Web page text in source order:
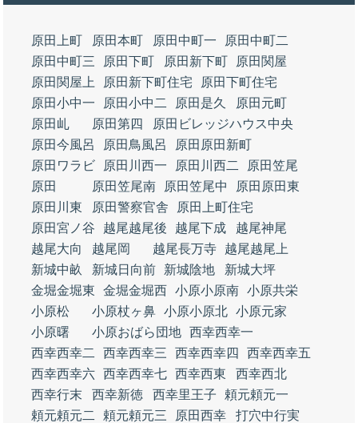
原田上町 原田本町 原田中町一
原田中町二
原田中町三
原田下町 原田新下町
原田関屋
原田関屋上
原田新下町住宅
原田下町住宅
原田小中一
原田小中二 原田是久
原田元町
原田乢
原田第四
原田ビレッジハウス中央
原田今風呂
原田鳥風呂
原田原田新町
原田ワラビ
原田川西一 原田川西二
原田笠尾
原田
原田笠尾南 原田笠尾中
原田原田東
原田川東
原田警察官舎
原田上町住宅
原田宮ノ谷
越尾越尾後 越尾下成
越尾神尾
越尾大向
越尾岡 越尾長万寺
越尾越尾上
新城中畝
新城日向前 新城陰地
新城大坪
金堀金堀東
金堀金堀西 小原小原南 小原共栄
小原松
小原杖ヶ鼻 小原小原北 小原元家
小原曙
小原おばら団地 西幸西幸一
西幸西幸二
西幸西幸三 西幸西幸四
西幸西幸五
西幸西幸六 西幸西幸七 西幸西東
西幸西北
西幸行末
西幸新徳 西幸里王子
頼元頼元一
頼元頼元二
頼元頼元三 原田西幸
打穴中行実